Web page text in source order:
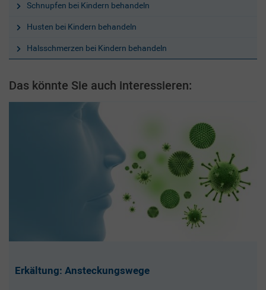
Schnupfen bei Kindern behandeln
Husten bei Kindern behandeln
Halsschmerzen bei Kindern behandeln
Das könnte Sie auch interessieren:
Erkältung: Ansteckungswege